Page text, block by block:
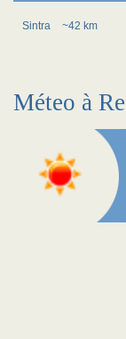
Sintra ~42 km
Méteo à